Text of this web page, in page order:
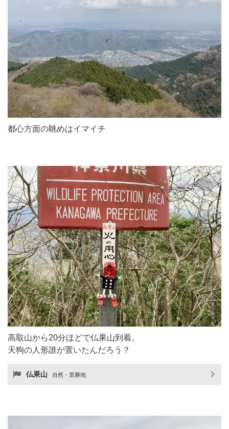
都心方面の眺めはイマイチ
高取山から20分ほどで仏果山到着。
天狗の人形誰が置いたんだろう？
仏果山 自然・景勝地